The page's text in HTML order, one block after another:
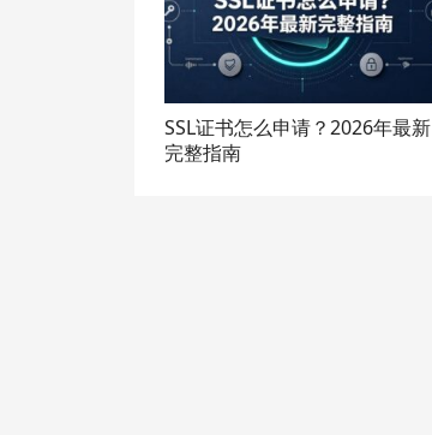
SSL证书怎么申请？2026年最新
完整指南